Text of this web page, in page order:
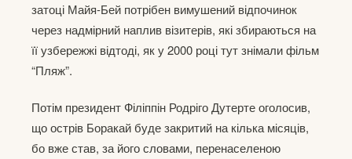
затоці Майя-Бей потрібен вимушений відпочинок
через надмірний наплив візитерів, які збираються на
її узбережжі відтоді, як у 2000 році тут знімали фільм
“Пляж”.
Потім президент Філіппін Родріго Дутерте оголосив,
що острів Боракай буде закритий на кілька місяців,
бо вже став, за його словами, перенаселеною